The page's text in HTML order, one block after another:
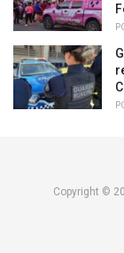
Copyright ©